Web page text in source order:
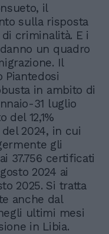
il
sulla risposta
criminalità. E i
un quadro
Il
Piantedosi
in ambito di
31 luglio
del 12,1%
2024, in cui
gli
37.756 certificati
2024 ai
2025. Si tratta
anche dal
ultimi mesi
in Libia.